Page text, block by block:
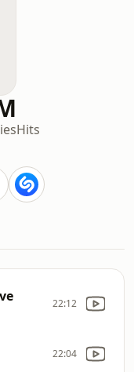
Hits
22:12
22:04